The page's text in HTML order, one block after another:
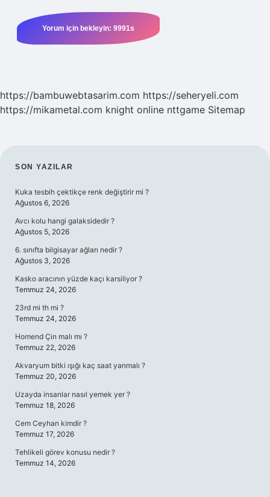
https://bambuwebtasarim.com https://seheryeli.com
https://mikametal.com knight online nttgame Sitemap
SIDEBAR
SON YAZILAR
Kuka tesbih çektikçe renk değiştirir mi ?
Ağustos 6, 2026
Avcı kolu hangi galaksidedir ?
Ağustos 5, 2026
6. sınıfta bilgisayar ağları nedir ?
Ağustos 3, 2026
Kasko aracının yüzde kaçı karsiliyor ?
Temmuz 24, 2026
23rd mi th mi ?
Temmuz 24, 2026
Homend Çin malı mı ?
Temmuz 22, 2026
Akvaryum bitki ışığı kaç saat yanmalı ?
Temmuz 20, 2026
Uzayda insanlar nasıl yemek yer ?
Temmuz 18, 2026
Cem Ceyhan kimdir ?
Temmuz 17, 2026
Tehlikeli görev konusu nedir ?
Temmuz 14, 2026